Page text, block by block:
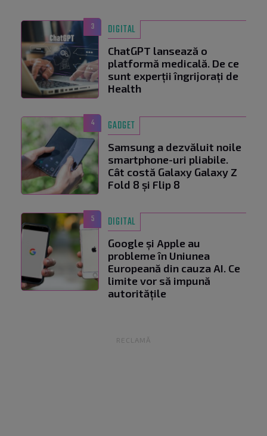
3 DIGITAL
ChatGPT lansează o
platformă medicală. De ce
sunt experții îngrijorați de
Health
4 GADGET
Samsung a dezvăluit noile
smartphone-uri pliabile.
Cât costă Galaxy Galaxy Z
Fold 8 și Flip 8
5 DIGITAL
Google și Apple au
probleme în Uniunea
Europeană din cauza AI. Ce
limite vor să impună
autoritățile
RECLAMĂ